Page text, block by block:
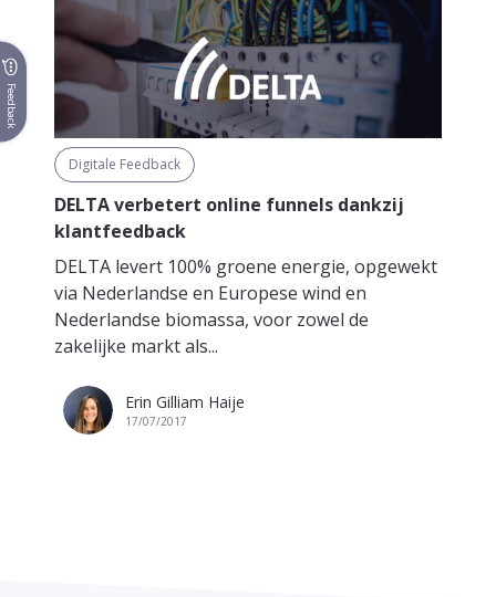
Digitale Feedback
DELTA verbetert online funnels dankzij
klantfeedback
DELTA levert 100% groene energie, opgewekt
via Nederlandse en Europese wind en
Nederlandse biomassa, voor zowel de
zakelijke markt als...
Erin Gilliam Haije
17/07/2017
Feedback